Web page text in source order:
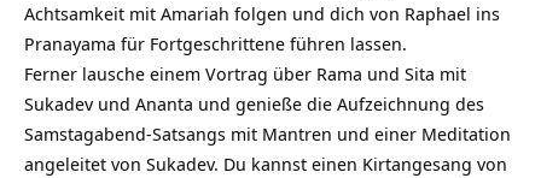
Achtsamkeit mit Amariah folgen und dich von Raphael ins
Pranayama für Fortgeschrittene führen lassen.
Ferner lausche einem Vortrag über Rama und Sita mit
Sukadev und Ananta und genieße die Aufzeichnung des
Samstagabend-Satsangs mit Mantren und einer Meditation
angeleitet von Sukadev. Du kannst einen Kirtangesang von